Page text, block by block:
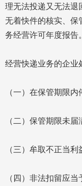
理无法投递又无法退
无着快件的核实、保
务经营许可年度报告。
经营快递业务的企业
（一）在保管期限内
（二）保管期限未届
（三）牟取不正当利
（四）非法扣留应